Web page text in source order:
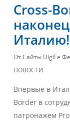
Cross-
Италию!
ОтСайты DigiFe
НОВОСТИ
Впервые в
Border в
патронажем